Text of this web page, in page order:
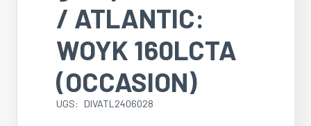
/ ATLANTIC:
WOYK 160LCTA
(OCCASION)
UGS: DIVATL2406028